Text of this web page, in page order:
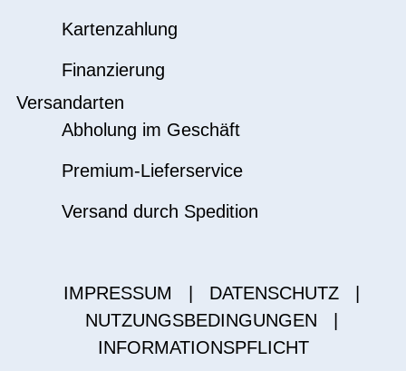
Kartenzahlung
Finanzierung
Versandarten
Abholung im Geschäft
Premium-Lieferservice
Versand durch Spedition
IMPRESSUM DATENSCHUTZ
NUTZUNGSBEDINGUNGEN
INFORMATIONSPFLICHT